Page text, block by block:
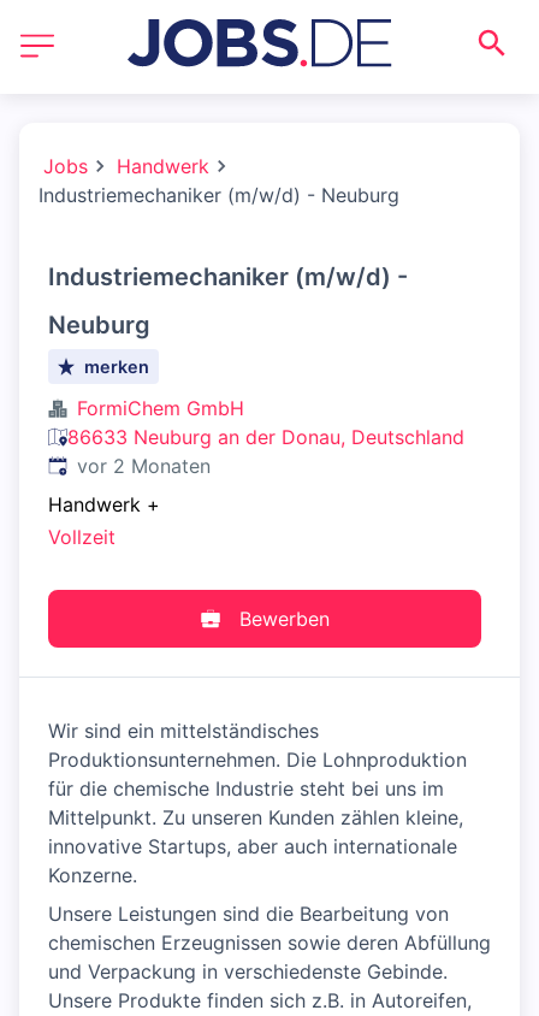
Jobs
Handwerk
Industriemechaniker (m/w/d) - Neuburg
Industriemechaniker (m/w/d) -
Neuburg
merken
FormiChem GmbH
86633 Neuburg an der Donau, Deutschland
Veröffentlicht:
vor 2 Monaten
Handwerk +
Vollzeit
Bewerben
Wir sind ein mittelständisches
Produktionsunternehmen. Die Lohnproduktion
für die chemische Industrie steht bei uns im
Mittelpunkt. Zu unseren Kunden zählen kleine,
innovative Startups, aber auch internationale
Konzerne.
Unsere Leistungen sind die Bearbeitung von
chemischen Erzeugnissen sowie deren Abfüllung
und Verpackung in verschiedenste Gebinde.
Unsere Produkte finden sich z.B. in Autoreifen,